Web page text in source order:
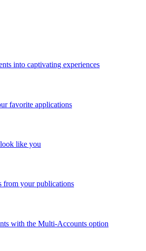
into captivating experiences
favorite applications
like you
from your publications
with the Multi-Accounts option